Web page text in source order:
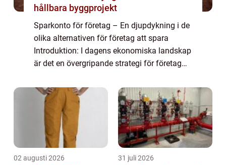
hållbara byggprojekt
Sparkonto för företag – En djupdykning i de
olika alternativen för företag att spara
Introduktion: I dagens ekonomiska landskap
är det en övergripande strategi för företag
också att effektivt hantera sin l...
02 augusti 2026 31 juli 2026